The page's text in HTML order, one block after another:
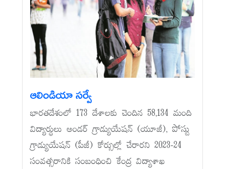
ఆలిండియా సర్వే
భారతదేశంలో 173 దేశాలకు చెందిన 58,134 మంది
విద్యార్థులు అండర్‌ గ్రాడ్యుయేషన్‌ (యూజీ), పోస్టు
గ్రాడ్యుయేషన్‌ (పీజీ) కోర్సుల్లో చేరారని 2023-24
సంవత్సరానికి సంబంధించి కేంద్ర విద్యాశాఖ